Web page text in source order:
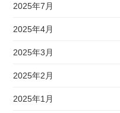
2025年7月
2025年4月
2025年3月
2025年2月
2025年1月